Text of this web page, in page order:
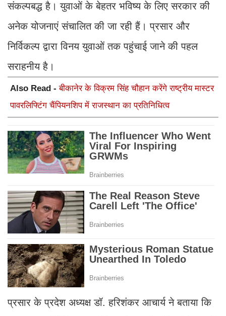
संकल्पबद्ध है। युवाओं के बेहतर भविष्य के लिए सरकार की
अनेक योजनाएं संचालित की जा रही हैं। प्रसार और
निर्विकल्प द्वारा विनय युवाओं तक पहुंचाई जाने की पहल
सराहनीय है।
Also Read -बीकानेर के विक्रम सिंह चौहान करेंगे राष्ट्रीय मास्टर
पावरलिफ्टिंग चैंपियनशिप में राजस्थान का प्रतिनिधित्व
प्रसार के प्रदेश अध्यक्ष डॉ. हरिशंकर आचार्य ने बताया कि